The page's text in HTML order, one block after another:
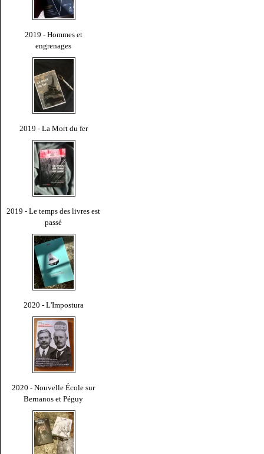
2019 - Hommes et
engrenages
2019 - La Mort du fer
2019 - Le temps des livres est
passé
2020 - L'Impostura
2020 - Nouvelle École sur
Bernanos et Péguy